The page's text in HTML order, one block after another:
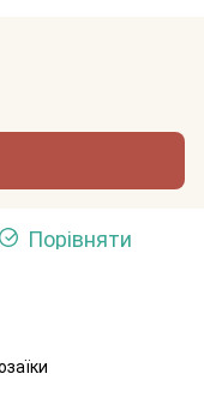
Порівняти